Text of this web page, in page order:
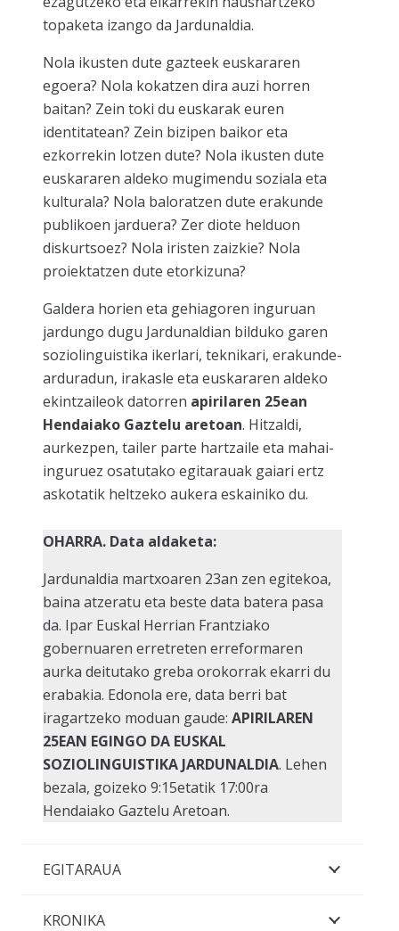
topaketa izango da Jardunaldia.
Nola ikusten dute gazteek euskararen
egoera? Nola kokatzen dira auzi horren
baitan? Zein toki du euskarak euren
identitatean? Zein bizipen baikor eta
ezkorrekin lotzen dute? Nola ikusten dute
euskararen aldeko mugimendu soziala eta
kulturala? Nola baloratzen dute erakunde
publikoen jarduera? Zer diote helduon
diskurtsoez? Nola iristen zaizkie? Nola
proiektatzen dute etorkizuna?
Galdera horien eta gehiagoren inguruan
jardungo dugu Jardunaldian bilduko garen
soziolinguistika ikerlari, teknikari, erakunde-
arduradun, irakasle eta euskararen aldeko
ekintzaileok datorren apirilaren 25ean
Hendaiako Gaztelu aretoan. Hitzaldi,
aurkezpen, tailer parte hartzaile eta mahai-
inguruez osatutako egitarauak gaiari ertz
askotatik heltzeko aukera eskainiko du.
OHARRA. Data aldaketa:
Jardunaldia martxoaren 23an zen egitekoa,
baina atzeratu eta beste data batera pasa
da. Ipar Euskal Herrian Frantziako
gobernuaren erretreten erreformaren
aurka deitutako greba orokorrak ekarri du
erabakia. Edonola ere, data berri bat
iragartzeko moduan gaude: APIRILAREN
25EAN EGINGO DA EUSKAL
SOZIOLINGUISTIKA JARDUNALDIA. Lehen
bezala, goizeko 9:15etatik 17:00ra
Hendaiako Gaztelu Aretoan.
EGITARAUA
KRONIKA